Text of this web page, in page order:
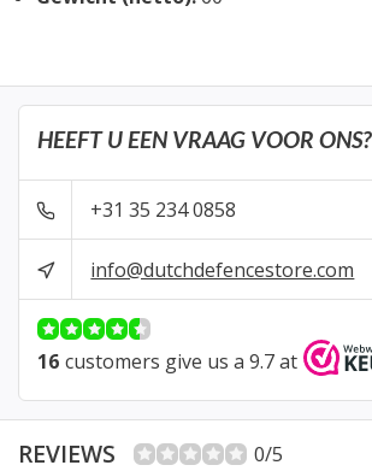
HEEFT U EEN VRAAG VOOR ONS?
+31 35 234 0858
info@dutchdefencestore.com
16 customers give us a 9.7 at
REVIEWS 0/5